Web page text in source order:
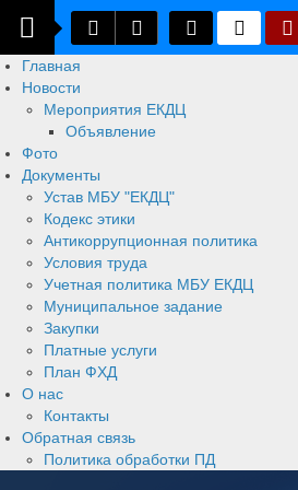
Главная
Новости
Мероприятия ЕКДЦ
Объявление
Фото
Документы
Устав МБУ "ЕКДЦ"
Кодекс этики
Антикоррупционная политика
Условия труда
Учетная политика МБУ ЕКДЦ
Муниципальное задание
Закупки
Платные услуги
План ФХД
О нас
Контакты
Обратная связь
Политика обработки ПД